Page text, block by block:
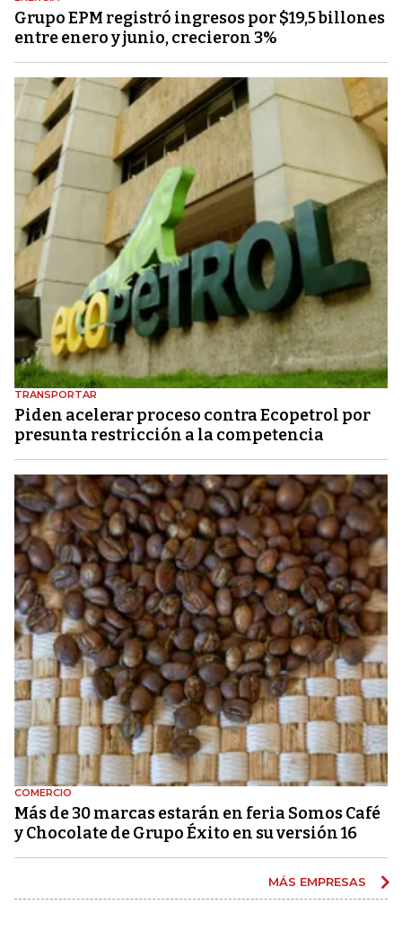
Grupo EPM registró ingresos por $19,5 billones
entre enero y junio, crecieron 3%
TRANSPORTAR
Piden acelerar proceso contra Ecopetrol por
presunta restricción a la competencia
COMERCIO
Más de 30 marcas estarán en feria Somos Café
y Chocolate de Grupo Éxito en su versión 16
MÁS EMPRESAS